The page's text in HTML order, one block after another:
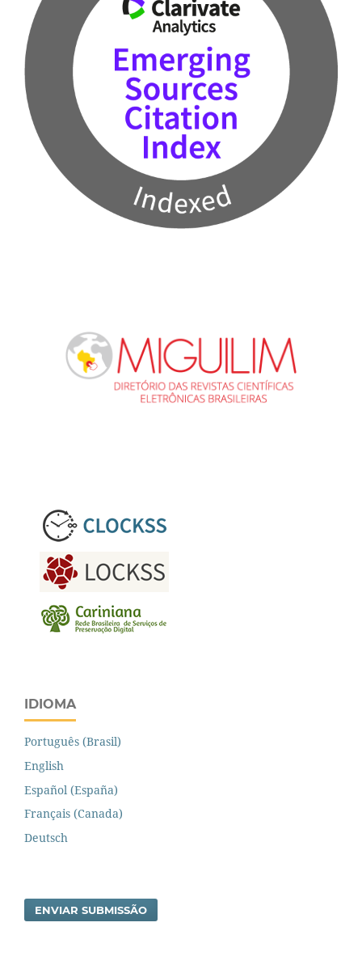
IDIOMA
Português (Brasil)
English
Español (España)
Français (Canada)
Deutsch
ENVIAR SUBMISSÃO